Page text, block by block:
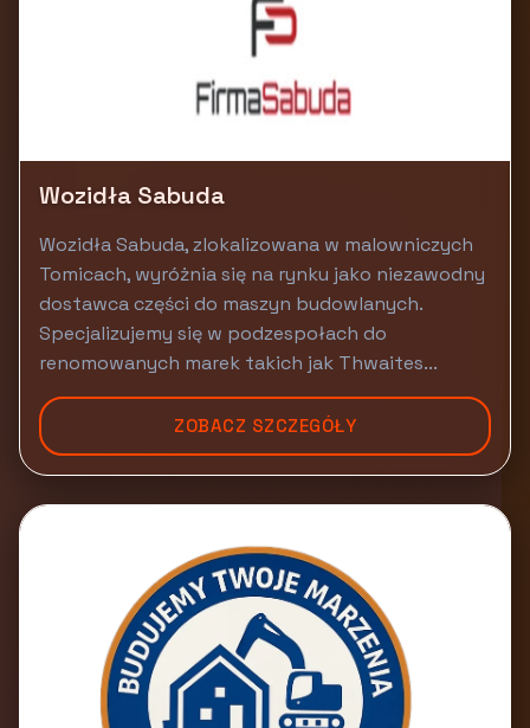
Wozidła Sabuda
Wozidła Sabuda, zlokalizowana w malowniczych
Tomicach, wyróżnia się na rynku jako niezawodny
dostawca części do maszyn budowlanych.
Specjalizujemy się w podzespołach do
renomowanych marek takich jak Thwaites...
ZOBACZ SZCZEGÓŁY